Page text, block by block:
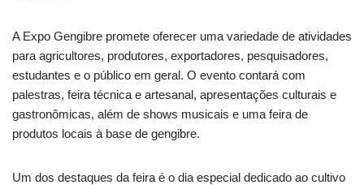
A Expo Gengibre promete oferecer uma variedade de atividades
para agricultores, produtores, exportadores, pesquisadores,
estudantes e o público em geral. O evento contará com
palestras, feira técnica e artesanal, apresentações culturais e
gastronômicas, além de shows musicais e uma feira de
produtos locais à base de gengibre.
Um dos destaques da feira é o dia especial dedicado ao cultivo